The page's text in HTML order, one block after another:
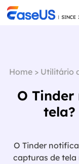
Home> Utilitário
O
O Tinder
capturas de tela